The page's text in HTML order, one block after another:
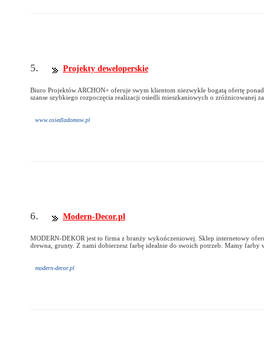
5. Projekty deweloperskie
Biuro Projektów ARCHON+ oferuje swym klientom niezwykle bogatą ofertę
szanse szybkiego rozpoczęcia realizacji osiedli mieszkaniowych o zróżnicowanej
www.osiedladomow.pl
6. Modern-Decor.pl
MODERN-DEKOR jest to firma z branży wykończeniowej. Sklep internetowy
drewna, grunty. Z nami dobierzesz farbę idealnie do swoich potrzeb. Mamy
modern-decor.pl